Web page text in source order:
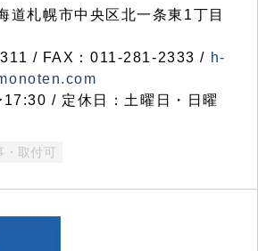
札幌市中央区北一条東1丁目
/ FAX：011-281-2333 / h-
/ 定休日：土曜日・日曜
・取付可